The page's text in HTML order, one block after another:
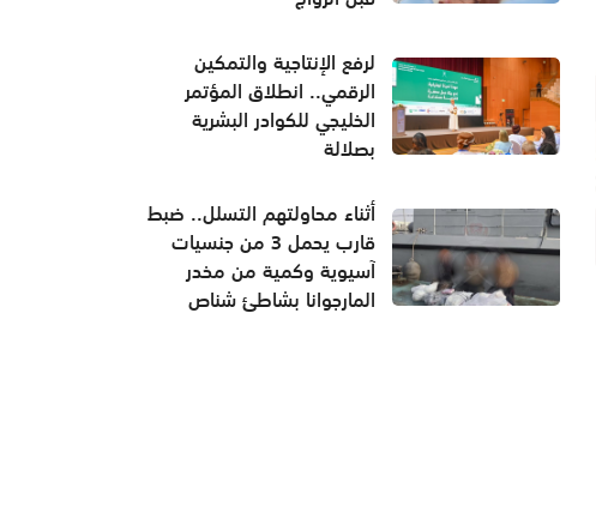
لرفع الإنتاجية والتمكين
الرقمي.. انطلاق المؤتمر
الخليجي للكوادر البشرية
بصلالة
أثناء محاولتهم التسلل.. ضبط
قارب يحمل 3 من جنسيات
آسيوية وكمية من مخدر
المارجوانا بشاطئ شناص